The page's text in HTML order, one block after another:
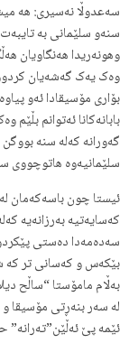
سەعدوڵا نەسیری: هە
سنەو سلێمانی بە
وهونەریدا هەنگاویان
وەک یەک گەشەیان
بۆاری مۆسیقادا ئەو
بابانەکانا ئەتوانم
گەورانە کەلە سنە
سلێمانیەوە هاتوچووی
ئیستا چون باسەکەمان
کەسایەتیە بەرزانەیە
سەدەمەدا دەستی
بێکەس و کەسانی تر کە
بەڵام مامۆستا “ساڵح
لە سەر بنەڕتی مۆسیقا
ئێمە پێ